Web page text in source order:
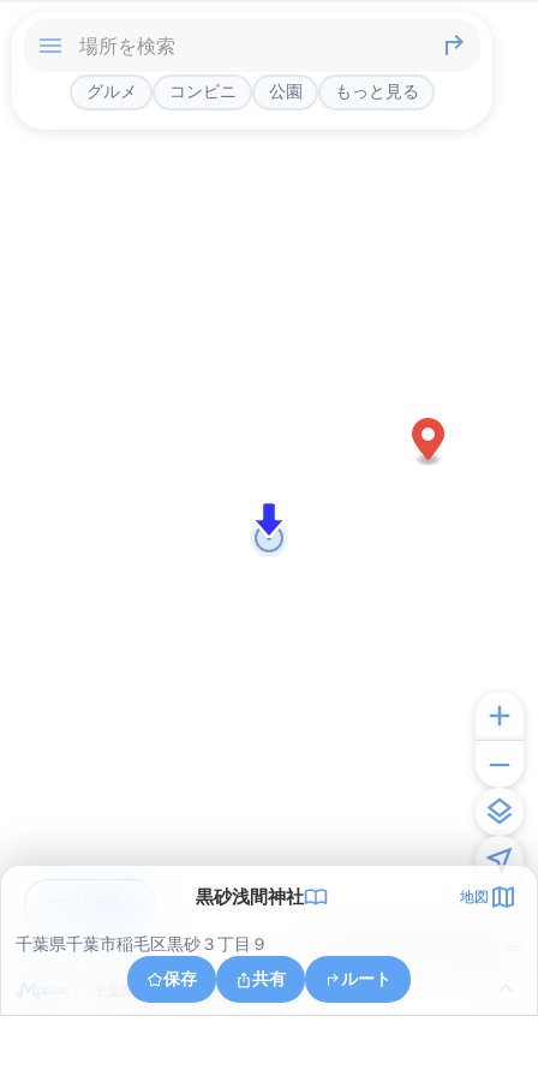
グルメ コンビニ 公園 もっと見る
黒砂浅間神社 地図
千葉県千葉市稲毛区黒砂３丁目９
保存
共有 ルート
千葉県千葉市美浜区高洲２丁目２